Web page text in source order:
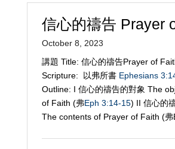
信心的禱告 Prayer
October 8, 2023
講題 Title: 信心的禱告Prayer of
Scripture: 以弗所書 Ephesians
Outline: I 信心的禱告的對象 The
of Faith (弗Eph 3:14-15) II 信心的
The contents of Prayer of Faith (弗